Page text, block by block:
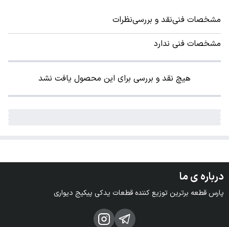
مشخصات فنینقد و بررسینظرات
مشخصات فنی ندارد
هیچ نقد و بررسی برای این محصول یافت نشد
درباره ی ما
پارس قطعه برترین توزیع کننده قطعات یدکی پیکیج دیواری